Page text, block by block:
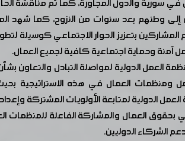
سورية والدول المجاورة، كما تم مناقشة
إلى وطنهم بعد سنوات من النزوح، كما شهد
بتعزيز الحوار الاجتماعي كوسيلة
وحماية اجتماعية كافية لجميع العمال.
العمل الدولية لمواصلة التبادل
ومنظمات العمال في هذه الاستراتيجية
لمتابعة الأولويات المشتركة وإعداد
العمال والمشاركة الفاعلة للمنظمات
الشركاء الدوليين.